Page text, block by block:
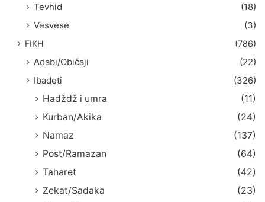
Tevhid
(18)
Vesvese
(3)
FIKH (786)
Adabi/Običaji
(22)
Ibadeti
(326)
Hadždž i umra
(11)
Kurban/Akika
(24)
Namaz
(137)
Post/Ramazan
(64)
Taharet
(42)
Zekat/Sadaka
(23)